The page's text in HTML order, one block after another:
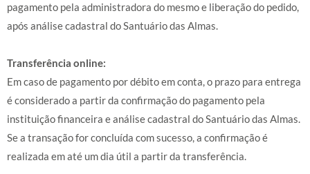
pagamento pela administradora do mesmo e liberação do pedido,
após análise cadastral do Santuário das Almas.
Transferência online:
Em caso de pagamento por débito em conta, o prazo para entrega
é considerado a partir da confirmação do pagamento pela
instituição financeira e análise cadastral do Santuário das Almas.
Se a transação for concluída com sucesso, a confirmação é
realizada em até um dia útil a partir da transferência.